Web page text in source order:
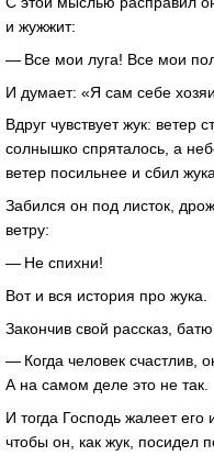
и жужжит:
— Все мои луга! Все мои
И думает: «Я сам себе
Вдруг чувствует жук: ветер
солнышко спряталось, а
ветер посильнее и сбил
Забился он под листок,
ветру:
— Не спихни!
Вот и вся история про жука.
Закончив свой рассказ,
— Когда человек счастлив,
А на самом деле это не так.
И тогда Господь жалеет его
чтобы он, как жук, посидел